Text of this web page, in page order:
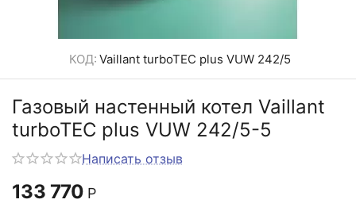
КОД: Vaillant turboTEC plus VUW 242/5
Газовый настенный котел Vaillant
turboTEC plus VUW 242/5-5
Написать отзыв
133 770 Р